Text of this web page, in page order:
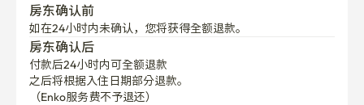
✔️咨询请通过短信或短信
请联系我，我会尽快答复的。
谢谢。
房东确认前
如在24小时内未确认，您将获得全额退款。
房东确认后
付款后24小时内可全额退款
之后将根据入住日期部分退款。
（Enko服务费不予退还）